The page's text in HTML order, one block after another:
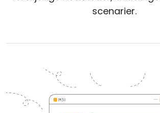
scenarier.